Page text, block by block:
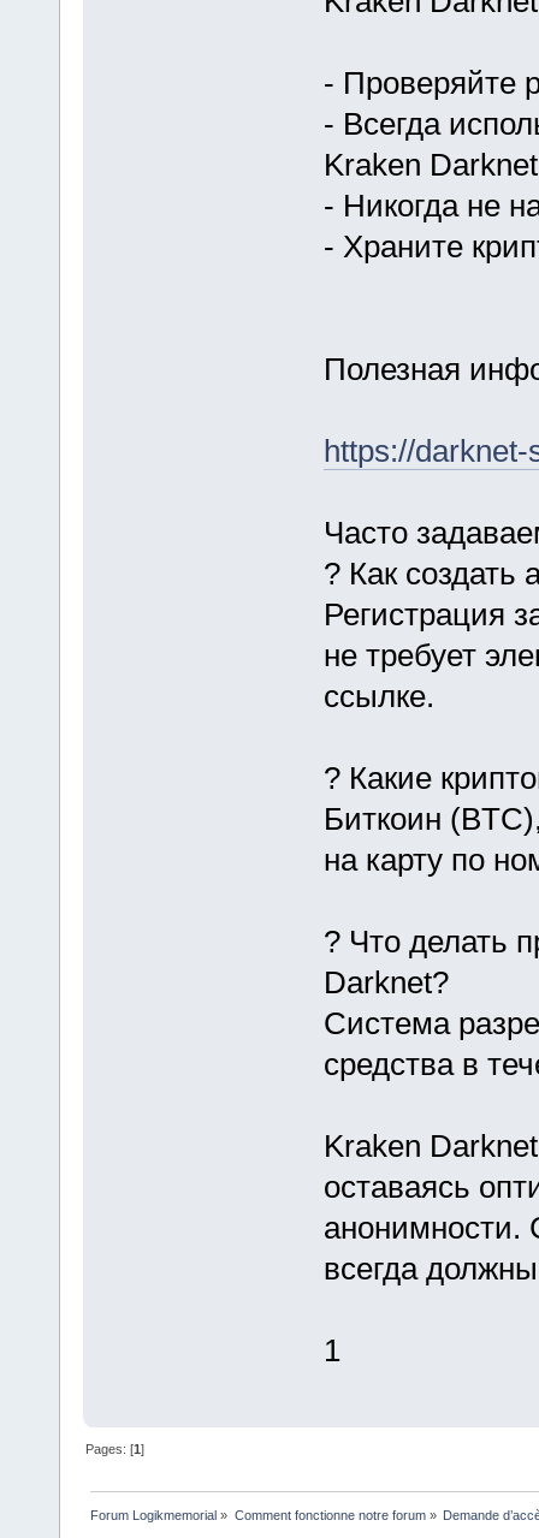
- Проверяйте
- Всегда
Kraken Darknet
- Никогда не
- Храните
Полезная
https://darknet-
Часто
? Как создать
Регистрация
не требует
ссылке.
? Какие
Биткоин
на карту по
? Что делать
Darknet?
Система
средства в
Kraken
оставаясь
анонимности.
всегда
1
Pages: [1]
Forum Logikmemorial » Comment fonctionne notre forum» Demande